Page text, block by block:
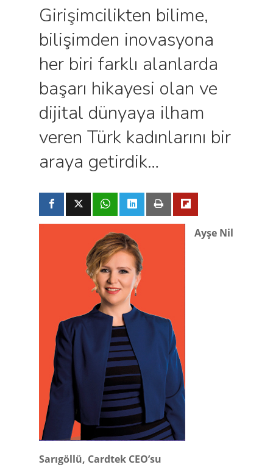
Girişimcilikten bilime,
bilişimden inovasyona
her biri farklı alanlarda
başarı hikayesi olan ve
dijital dünyaya ilham
veren Türk kadınlarını bir
araya getirdik…
Ayşe Nil
Sarıgöllü, Cardtek CEO’su